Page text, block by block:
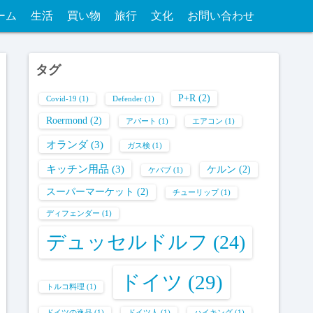
ム 生活 買い物 旅行 文化 お問い合わせ
タグ
Covid-19 (1) Defender (1) P+R(2)
Roermond (2) アパート (1) エアコン (1)
オランダ(3) ガス検 (1)
キッチン用品 (3) ケバブ (1) ケルン (2)
スーパーマーケット (2) チューリップ(1)
ディフェンダー (1)
デュッセルドルフ (24)
トルコ料理 (1) ドイツ (29)